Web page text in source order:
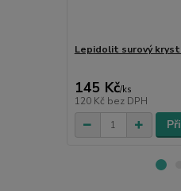
Lepidolit surový
145 Kč/ks
120 Kč bez DPH